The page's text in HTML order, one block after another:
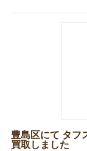
豊島区にて タフ
買取しました